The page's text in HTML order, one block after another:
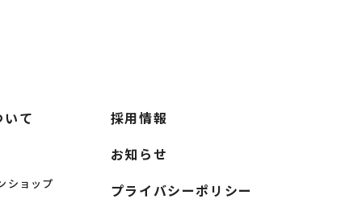
て
ショップ
採用情報
お知らせ
プライバシーポリシー